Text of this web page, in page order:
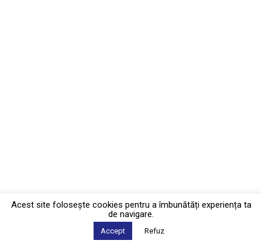
Acest site foloseşte cookies pentru a îmbunătăți experiența ta
de navigare.
Accept Refuz